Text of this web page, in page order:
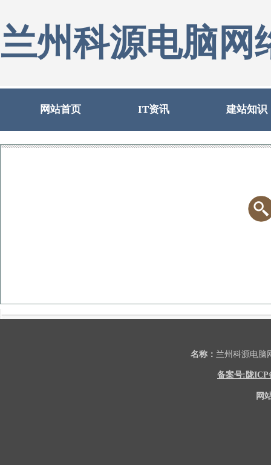
兰州科源电脑网
网站首页 IT资讯 建站知识
名称： 兰州科源电
备案号:陇ICP
网